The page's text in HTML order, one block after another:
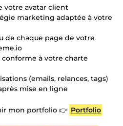
votre avatar client
marketing adaptée à votre
de chaque page de votre
à votre charte
(emails, relances, tags)
mise en ligne
mon portfolio 👉 Portfolio